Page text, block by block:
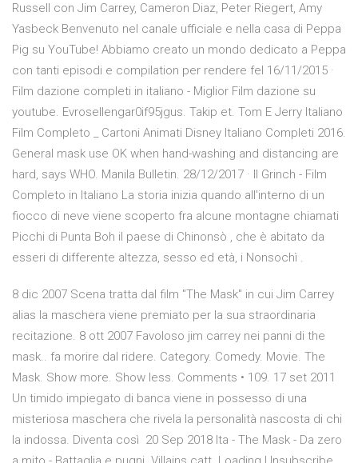
Russell con Jim Carrey, Cameron Diaz, Peter Riegert, Amy
Yasbeck Benvenuto nel canale ufficiale e nella casa di Peppa
Pig su YouTube! Abbiamo creato un mondo dedicato a Peppa
con tanti episodi e compilation per rendere fel 16/11/2015 ·
Film dazione completi in italiano - Miglior Film dazione su
youtube. Evrosellengar0if95jgus. Takip et. Tom E Jerry Italiano
Film Completo _ Cartoni Animati Disney Italiano Completi 2016.
General mask use OK when hand-washing and distancing are
hard, says WHO. Manila Bulletin. 28/12/2017 · Il Grinch - Film
Completo in Italiano La storia inizia quando all'interno di un
fiocco di neve viene scoperto fra alcune montagne chiamati
Picchi di Punta Boh il paese di Chinonsò , che è abitato da
esseri di differente altezza, sesso ed età, i Nonsochì .
8 dic 2007 Scena tratta dal film "The Mask" in cui Jim Carrey
alias la maschera viene premiato per la sua straordinaria
recitazione. 8 ott 2007 Favoloso jim carrey nei panni di the
mask.. fa morire dal ridere. Category. Comedy. Movie. The
Mask. Show more. Show less. Comments • 109. 17 set 2011
Un timido impiegato di banca viene in possesso di una
misteriosa maschera che rivela la personalità nascosta di chi
la indossa. Diventa così 20 Sep 2018 Ita - The Mask - Da zero